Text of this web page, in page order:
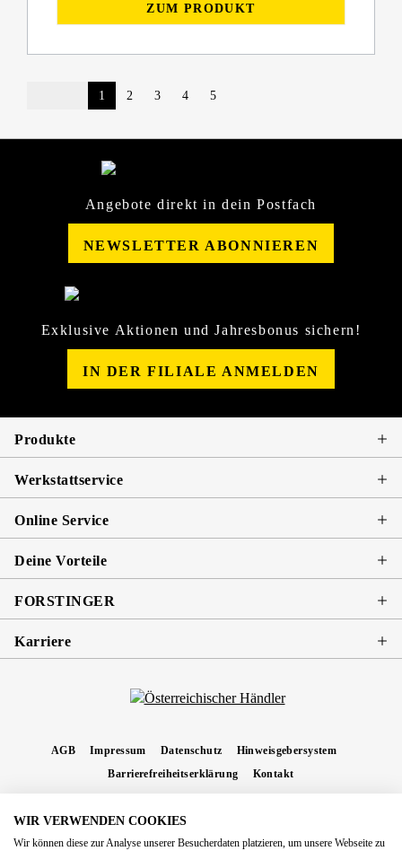
ZUM PRODUKT
1 2 3 4 5
Angebote direkt in dein Postfach
NEWSLETTER ABONNIEREN
Exklusive Aktionen und Jahresbonus sichern!
IN DER FILIALE ANMELDEN
Produkte
Werkstattservice
Online Service
Deine Vorteile
FORSTINGER
Karriere
AGB Impressum Datenschutz
Hinweisgebersystem
Barrierefreiheitserklärung
Kontakt
Nachnahmegebühren, wenn nicht anders angegeben.
WIR VERWENDEN COOKIES
Wir können diese zur Analyse unserer Besucherdaten platzieren, um unsere Webseite zu